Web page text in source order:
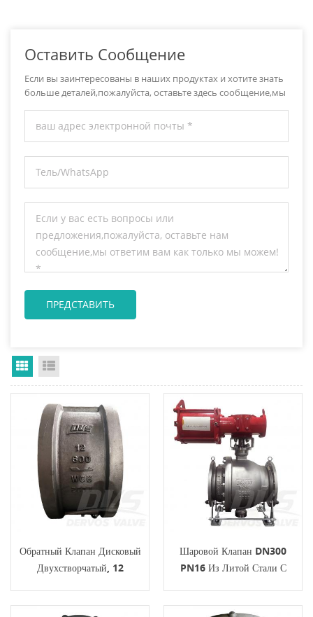
Оставить Сообщение
Если вы заинтересованы в наших продуктах и хотите знать
больше деталей,пожалуйста, оставьте здесь сообщение,мы
Grid View
Обратный Клапан Дисковый
Двухстворчатый, 12
Шаровой Клапан DN300
PN16 Из Литой Стали С